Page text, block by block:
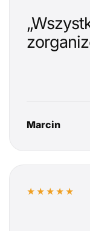
Marcin
★★★★★